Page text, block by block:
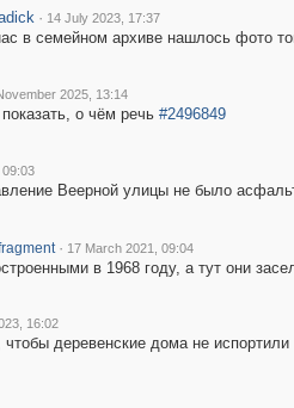
· 14 July 2023, 17:37
в семейном архиве нашлось фото
2025, 13:14
о чём речь #2496849
Веерной улицы не было
· 17 March 2021, 09:04
в 1968 году, а тут они
16:02
деревенские дома не испортили